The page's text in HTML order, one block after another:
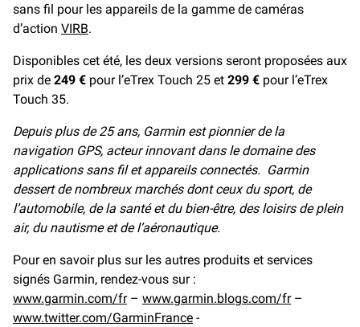
sans fil pour les appareils de la gamme de caméras
d’action VIRB.
Disponibles cet été, les deux versions seront proposées aux
prix de 249 € pour l’eTrex Touch 25 et 299 € pour l’eTrex
Touch 35.
Depuis plus de 25 ans, Garmin est pionnier de la
navigation GPS, acteur innovant dans le domaine des
applications sans fil et appareils connectés. Garmin
dessert de nombreux marchés dont ceux du sport, de
l’automobile, de la santé et du bien-être, des loisirs de plein
air, du nautisme et de l’aéronautique.
Pour en savoir plus sur les autres produits et services
signés Garmin, rendez-vous sur :
www.garmin.com/fr– www.garmin.blogs.com/fr–
www.twitter.com/GarminFrance -